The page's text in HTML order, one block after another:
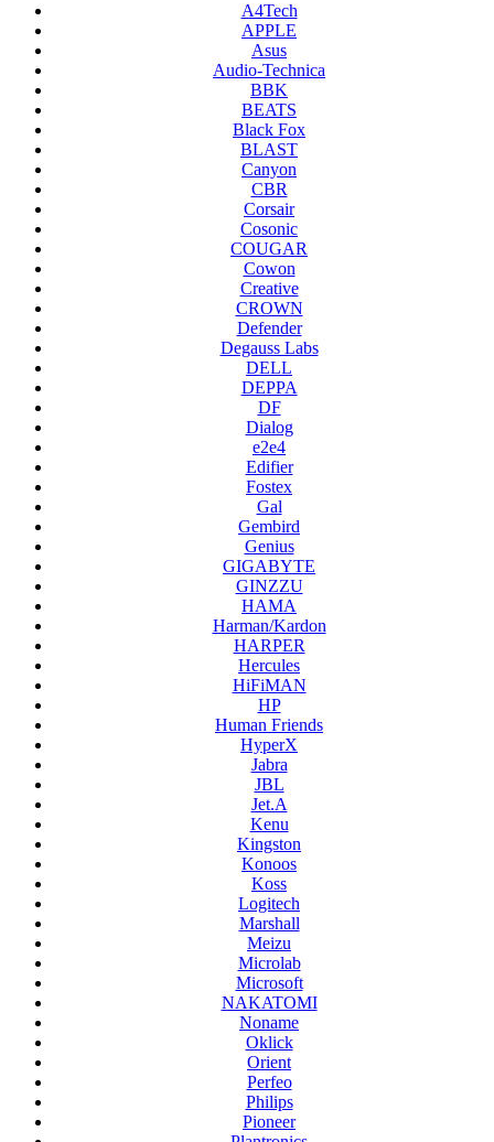
A4Tech
APPLE
Asus
Audio-Technica
BBK
BEATS
Black Fox
BLAST
Canyon
CBR
Corsair
Cosonic
COUGAR
Cowon
Creative
CROWN
Defender
Degauss Labs
DELL
DEPPA
DF
Dialog
e2e4
Edifier
Fostex
Gal
Gembird
Genius
GIGABYTE
GINZZU
HAMA
Harman/Kardon
HARPER
Hercules
HiFiMAN
HP
Human Friends
HyperX
Jabra
JBL
Jet.A
Kenu
Kingston
Konoos
Koss
Logitech
Marshall
Meizu
Microlab
Microsoft
NAKATOMI
Noname
Oklick
Orient
Perfeo
Philips
Pioneer